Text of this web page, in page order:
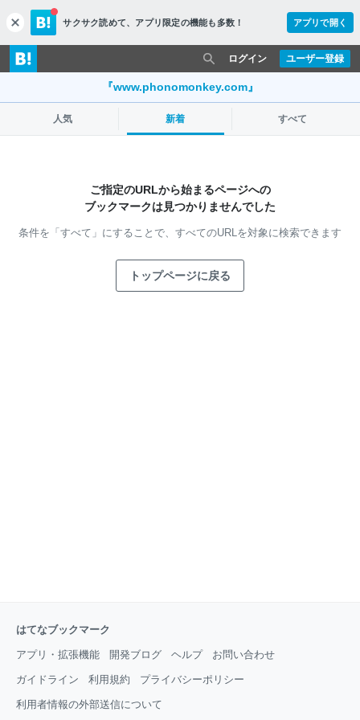
c
l
o
s
サクサク読めて、 アプリ限定の機能も多数！ アプリで開く
ユーザー登録
ログイン
『www.phonomonkey.com』
人気 新着 すべて
ご指定のURLから始まるページへの
ブックマークは見つかりませんでした
条件を「すべて」にすることで、 すべてのURLを対象に検索できます
トップページに戻る
はてなブックマーク
アプリ・拡張機能 開発ブログ ヘルプ お問い合わせ
ガイドライン 利用規約 プライバシーポリシー
利用者情報の外部送信について